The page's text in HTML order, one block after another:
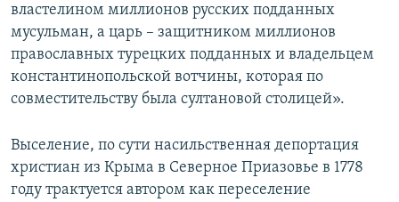
властелином миллионов русских подданных
мусульман, а царь – защитником миллионов
православных турецких подданных и владельцем
константинопольской вотчины, которая по
совместительству была султановой столицей».
Выселение, по сути насильственная депортация
христиан из Крыма в Северное Приазовье в 1778
году трактуется автором как переселение